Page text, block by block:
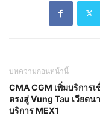
บทความก่อนหน้านี้
CMA CGM เพิ่มบริการเ
ตรงสู่ Vung Tau เวียดน
บริการ MEX1